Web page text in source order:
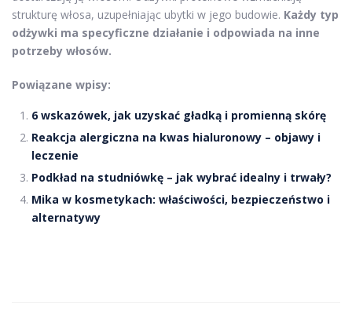
strukturę włosa, uzupełniając ubytki w jego budowie. Każdy typ
odżywki ma specyficzne działanie i odpowiada na inne
potrzeby włosów.
Powiązane wpisy:
6 wskazówek, jak uzyskać gładką i promienną skórę
Reakcja alergiczna na kwas hialuronowy – objawy i
leczenie
Podkład na studniówkę – jak wybrać idealny i trwały?
Mika w kosmetykach: właściwości, bezpieczeństwo i
alternatywy